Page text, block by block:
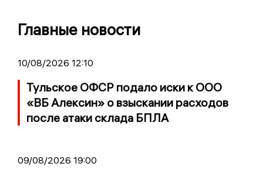
Главные новости
10/08/2026 12:10
Тульское ОФСР подало иски к ООО
«ВБ Алексин» о взыскании расходов
после атаки склада БПЛА
09/08/2026 19:00